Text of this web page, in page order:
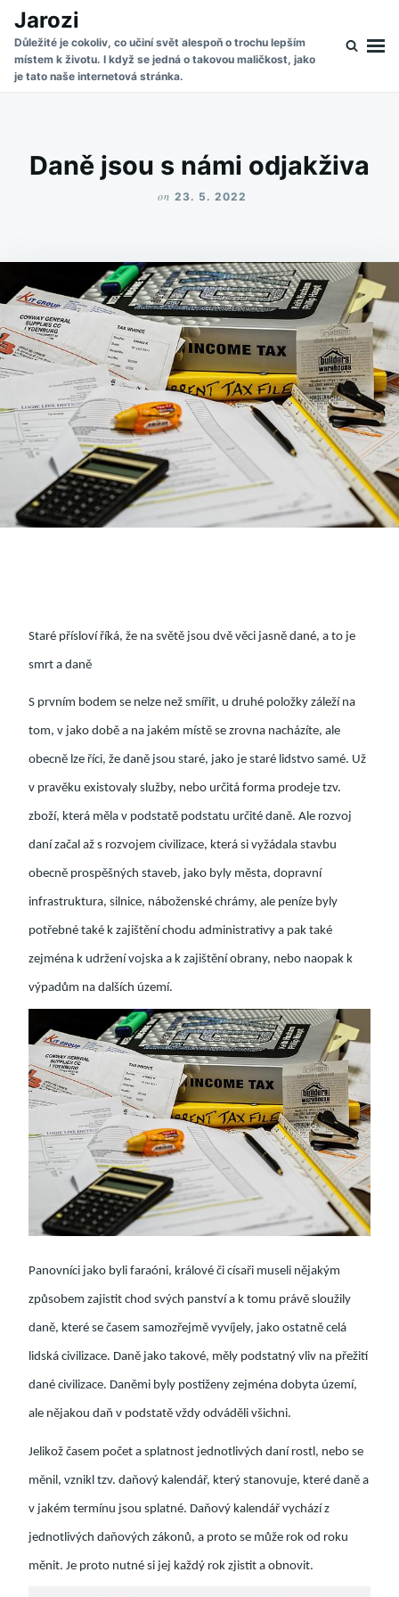
Skip
content
Search
for:
Jarozi
Důležité je cokoliv, co učiní svět alespoň o trochu lepším
místem k životu. I když se jedná o takovou maličkost, jako
je tato naše internetová stránka.
Daně jsou s námi odjakživa
on 23. 5. 2022
Staré přísloví říká, že na světě jsou dvě věci jasně dané, a to je
smrt a daně
S prvním bodem se nelze než smířit, u druhé položky záleží na
tom, v jako době a na jakém místě se zrovna nacházíte, ale
obecně lze říci, že daně jsou staré, jako je staré lidstvo samé. Už
v pravěku existovaly služby, nebo určitá forma prodeje tzv.
zboží, která měla v podstatě podstatu určité daně. Ale rozvoj
daní začal až s rozvojem civilizace, která si vyžádala stavbu
obecně prospěšných staveb, jako byly města, dopravní
infrastruktura, silnice, náboženské chrámy, ale peníze byly
potřebné také k zajištění chodu administrativy a pak také
zejména k udržení vojska a k zajištění obrany, nebo naopak k
výpadům na dalších území.
Panovníci jako byli faraóni, králové či císaři museli nějakým
způsobem zajistit chod svých panství a k tomu právě sloužily
daně, které se časem samozřejmě vyvíjely, jako ostatně celá
lidská civilizace. Daně jako takové, měly podstatný vliv na přežití
dané civilizace. Daněmi byly postiženy zejména dobyta území,
ale nějakou daň v podstatě vždy odváděli všichni.
Jelikož časem počet a splatnost jednotlivých daní rostl, nebo se
měnil, vznikl tzv. daňový kalendář, který stanovuje, které daně a
v jakém termínu jsou splatné. Daňový kalendář vychází z
jednotlivých daňových zákonů, a proto se může rok od roku
měnit. Je proto nutné si jej každý rok zjistit a obnovit.